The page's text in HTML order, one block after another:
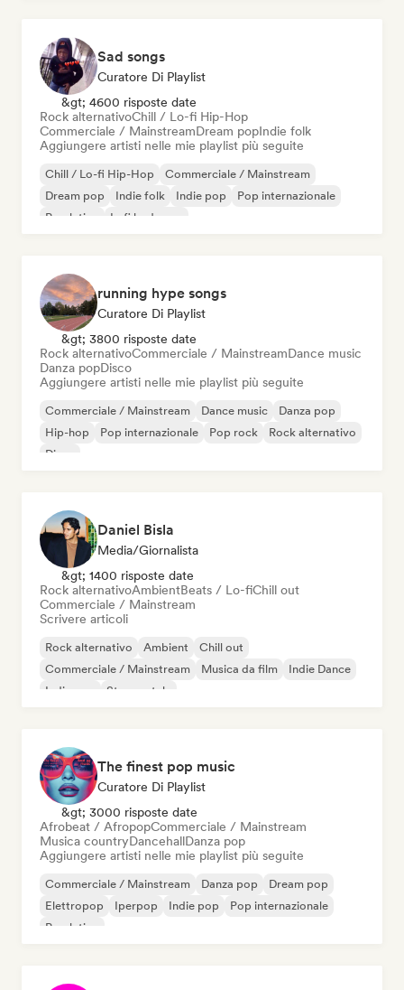
Sad songs
Curatore Di Playlist
&gt; 4600 risposte date
Rock alternativoChill / Lo-fi Hip-Hop
Commerciale / MainstreamDream popIndie folk
Aggiungere artisti nelle mie playlist più seguite
Chill / Lo-fi Hip-Hop
Commerciale / Mainstream
Dream pop
Indie folk Indie pop
Pop internazionale
Pop latino
Lofi bedroom
running hype songs
Curatore Di Playlist
&gt; 3800 risposte date
Rock alternativoCommerciale / MainstreamDance music
Danza popDisco
Aggiungere artisti nelle mie playlist più seguite
Commerciale / Mainstream Dance music
Danza pop
Hip-hop
Pop internazionale Pop rock
Rock alternativo
Disco
Daniel Bisla
Media/Giornalista
&gt; 1400 risposte date
Rock alternativoAmbientBeats / Lo-fiChill out
Commerciale / Mainstream
Scrivere articoli
Rock alternativo Ambient
Chill out
Commerciale / Mainstream
Musica da film
Indie Dance
Indie pop
Strumentale
The finest pop music
Curatore Di Playlist
&gt; 3000 risposte date
Afrobeat / AfropopCommerciale / Mainstream
Musica countryDancehallDanza pop
Aggiungere artisti nelle mie playlist più seguite
Commerciale / Mainstream Danza pop
Dream pop
Elettropop
Iperpop Indie pop
Pop internazionale
Pop latino